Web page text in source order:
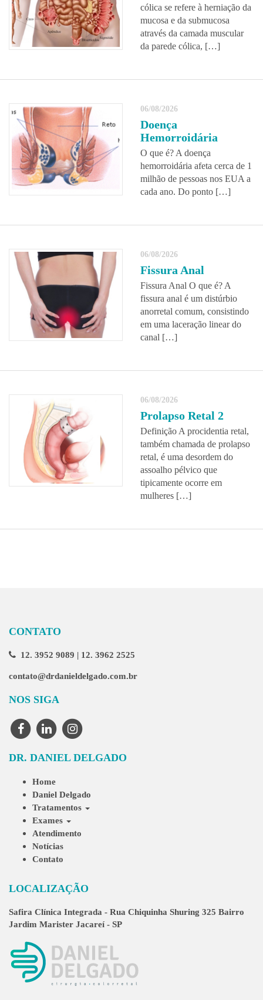
cólica se refere à herniação da
mucosa e da submucosa
através da camada muscular
da parede cólica, […]
06/08/2026
Doença
Hemorroidária
O que é? A doença
hemorroidária afeta cerca de 1
milhão de pessoas nos EUA a
cada ano. Do ponto […]
06/08/2026
Fissura Anal
Fissura Anal O que é? A
fissura anal é um distúrbio
anorretal comum, consistindo
em uma laceração linear do
canal […]
06/08/2026
Prolapso Retal 2
Definição A procidentia retal,
também chamada de prolapso
retal, é uma desordem do
assoalho pélvico que
tipicamente ocorre em
mulheres […]
CONTATO
12. 3952 9089 | 12. 3962 2525
contato@drdanieldelgado.com.br
NOS SIGA
DR. DANIEL DELGADO
Home
Daniel Delgado
Tratamentos
Exames
Atendimento
Notícias
Contato
LOCALIZAÇÃO
Safira Clínica Integrada - Rua Chiquinha Shuring 325 Bairro
Jardim Marister Jacareí - SP